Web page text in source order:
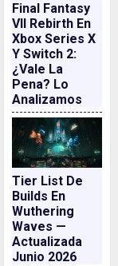
Final Fantasy
VII Rebirth En
Xbox Series X
Y Switch 2:
¿vale La
Pena? Lo
Analizamos
Tier List De
Builds En
Wuthering
Waves —
Actualizada
Junio 2026